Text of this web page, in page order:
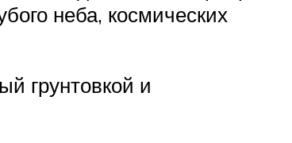
неба, космических
грунтовкой и